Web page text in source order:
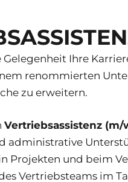
Ihre
renommierten
zu erweitern.
Vertriebsassistenz (m/
administrative
Projekten und beim
Vertriebsteams im